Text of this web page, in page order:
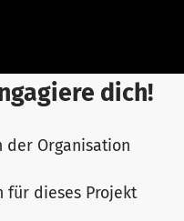
dich!
der Organisation
für dieses Projekt